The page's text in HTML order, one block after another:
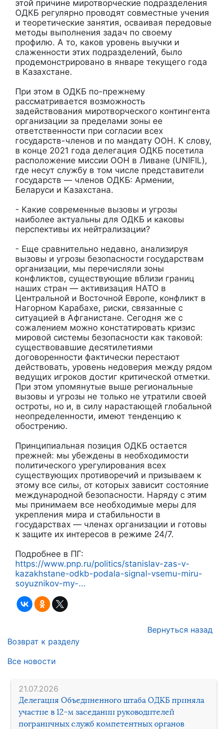
21.07.2026
Делегация Объединенного штаба ОДКБ приняла
участие в 12-м заседании руководителей
пограничных служб компетентных органов
этой причине миротворческие подразделения
ОДКБ регулярно проводят совместные учения
и теоретические занятия, осваивая передовые
методы выполнения задач по своему
профилю. А то, каков уровень выучки и
слаженности этих подразделений, было
продемонстрировано в январе текущего года
в Казахстане.
При этом в ОДКБ по-прежнему
рассматривается возможность
задействования миротворческого контингента
организации за пределами зоны ее
ответственности при согласии всех
государств-членов и по мандату ООН. К слову,
в конце 2021 года делегация ОДКБ посетила
расположение миссии ООН в Ливане (UNIFIL),
где несут службу в том числе представители
государств — членов ОДКБ: Армении,
Беларуси и Казахстана.
- Какие современные вызовы и угрозы
наиболее актуальны для ОДКБ и каковы
перспективы их нейтрализации?
- Еще сравнительно недавно, анализируя
вызовы и угрозы безопасности государствам
организации, мы перечисляли зоны
конфликтов, существующие вблизи границ
наших стран — активизация НАТО в
Центральной и Восточной Европе, конфликт в
Нагорном Карабахе, риски, связанные с
ситуацией в Афганистане. Сегодня же с
сожалением можно констатировать кризис
мировой системы безопасности как таковой:
существовавшие десятилетиями
договоренности фактически перестают
действовать, уровень недоверия между рядом
ведущих игроков достиг критической отметки.
При этом упомянутые выше региональные
вызовы и угрозы не только не утратили своей
остроты, но и, в силу нарастающей глобальной
неопределенности, имеют тенденцию к
обострению.
Принципиальная позиция ОДКБ остается
прежней: мы убеждены в необходимости
политического урегулирования всех
существующих противоречий и призываем к
этому все силы, от которых зависит состояние
международной безопасности. Наряду с этим
мы принимаем все необходимые меры для
укрепления мира и стабильности в
государствах — членах организации и готовы
к защите их интересов в режиме 24/7.
Подробнее в ПГ:
https://www.pnp.ru/politics/stanislav-zas-v-
kazakhstane-odkb-podala-signal-vsemu-miru-
soyuznikov-my-...
Вернуться назад
Возврат к разделу
Все новости